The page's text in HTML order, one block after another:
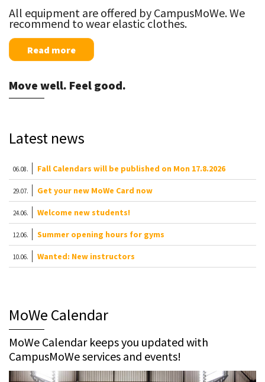
All equipment are offered by CampusMoWe. We
recommend to wear elastic clothes.
Read more
Move well. Feel good.
Latest news
06.08. Fall Calendars will be published on Mon 17.8.2026
29.07. Get your new MoWe Card now
24.06. Welcome new students!
12.06. Summer opening hours for gyms
10.06. Wanted: New instructors
MoWe Calendar
MoWe Calendar keeps you updated with
CampusMoWe services and events!